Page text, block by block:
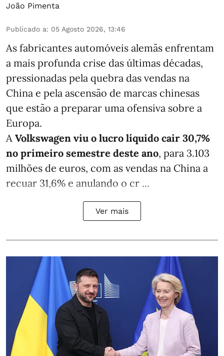
João Pimenta
Publicado a: 05 Agosto 2026, 13:46
As fabricantes automóveis alemãs enfrentam
a mais profunda crise das últimas décadas,
pressionadas pela quebra das vendas na
China e pela ascensão de marcas chinesas
que estão a preparar uma ofensiva sobre a
Europa.
A Volkswagen viu o lucro líquido cair 30,7%
no primeiro semestre deste ano, para 3.103
milhões de euros, com as vendas na China a
recuar 31,6% e anulando o cr ...
Ver mais